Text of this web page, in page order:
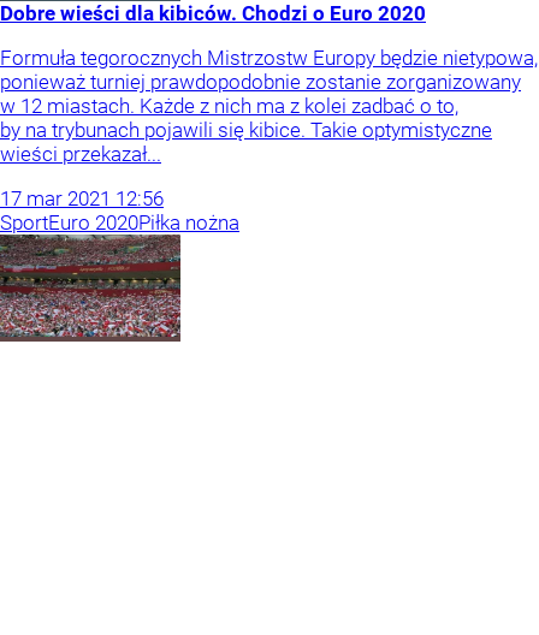
Dobre wieści dla kibiców. Chodzi o Euro 2020
Formuła tegorocznych Mistrzostw Europy będzie nietypowa,
ponieważ turniej prawdopodobnie zostanie zorganizowany
w 12 miastach. Każde z nich ma z kolei zadbać o to,
by na trybunach pojawili się kibice. Takie optymistyczne
wieści przekazał...
17 mar 2021 12:56
SportEuro 2020Piłka nożna